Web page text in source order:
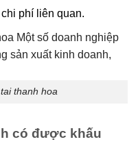
phí liên quan.
thanh hoa
có được khấu